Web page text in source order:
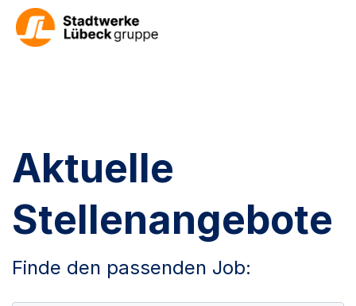
Aktuelle
Stellenangebote
Finde den passenden Job: